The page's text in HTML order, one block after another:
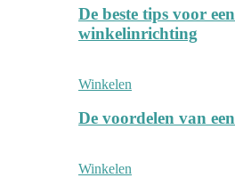
De beste tips voor
winkelinrichting
Winkelen
De voordelen van
Winkelen